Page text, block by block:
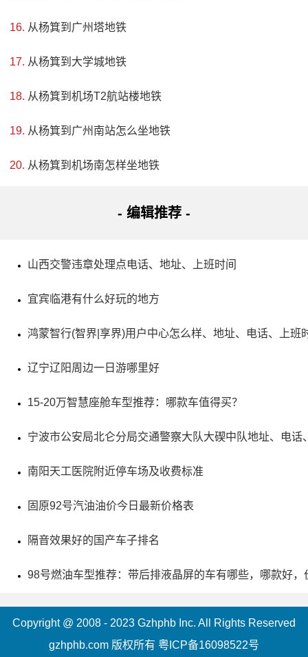
地址：台州市临海市河头镇羊岩山
羊岩山茶文化园位于海拔780米的羊岩山上，总面积为
修复、建设旅游景点和设施，并充分挖掘了茶文化、佛道文
化和生态文化的内涵，是一处不容错过的文化景点。
电话：(0576)83896071
地址：台州市天台县天台山旅游风景区内
景观闻名的花岗岩景区。沿途可欣赏到奇峰对峙、绿水碧
的雄浑。其中琼台双阙最为有意思，高约30米的石笋形如青
螺倒饮于水，配合溪涧曲折，营造出一种古时钓艇之景，左
侧还有一剑状瀑布和一块石头，非常值得一游。
从杨箕到广州塔地铁
从杨箕到大学城地铁
从杨箕到机场T2航站楼地铁
从杨箕到广州南站怎么坐地铁
从杨箕到机场南怎样坐地铁
- 编辑推荐 -
山西交警违章处理点电话、地址、上班时间
宜宾临港有什么好玩的地方
鸿蒙智行(智界|享界)用户中心怎么样、地址、电话、上班
辽宁辽阳周边一日游哪里好
15-20万智慧座舱车型推荐：哪款车值得买？
宁波市公安局北仑分局交通警察大队大碶中队地址、电话
南阳天工医院附近停车场及收费标准
固原92号汽油油价今日最新价格表
隔音效果好的国产车子排名
98号燃油车型推荐：带后排液晶屏的车有哪些，哪款好，
Copyright @ 2008 - 2023 Gzhphb Inc. All Rights Reserved
gzhphb.com 版权所有 粤ICP备16098522号